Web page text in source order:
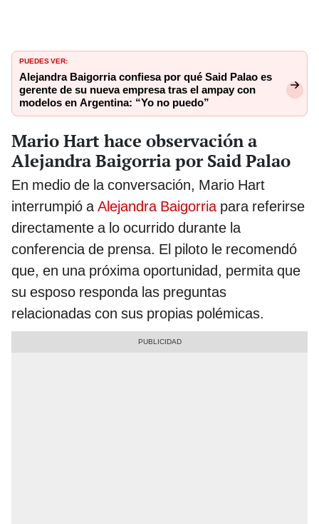
PUEDES VER:
Alejandra Baigorria confiesa por qué Said Palao es
gerente de su nueva empresa tras el ampay con
modelos en Argentina: “Yo no puedo”
Mario Hart hace observación a
Alejandra Baigorria por Said Palao
En medio de la conversación, Mario Hart
interrumpió aAlejandra Baigorriapara referirse
directamente a lo ocurrido durante la
conferencia de prensa. El piloto le recomendó
que, en una próxima oportunidad, permita que
su esposo responda las preguntas
relacionadas con sus propias polémicas.